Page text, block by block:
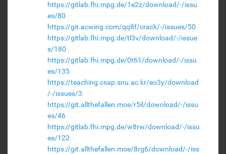
https://gitlab.fhi.mpg.de/1e2z/download/-/issu
es/80
https://git.acwing.com/qq8f/crack/-/issues/50
https://gitlab.fhi.mpg.de/tl3v/download/-/issue
s/180
https://gitlab.fhi.mpg.de/0t61/download/-/issu
es/135
https://teaching.csap.snu.ac.kr/eo3y/download
/-/issues/3
https://git.allthefallen.moe/r5il/download/-/issu
es/46
https://gitlab.fhi.mpg.de/w8rw/download/-/issu
es/122
https://git.allthefallen.moe/8rg6/download/-/iss